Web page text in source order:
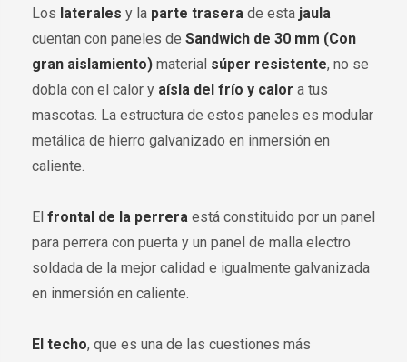
Los laterales y la parte trasera de esta jaula
cuentan con paneles de Sandwich de 30 mm (Con
gran aislamiento) material súper resistente, no se
dobla con el calor y aísla del frío y calor a tus
mascotas. La estructura de estos paneles es modular
metálica de hierro galvanizado en inmersión en
caliente.
El frontal de la perrera está constituido por un panel
para perrera con puerta y un panel de malla electro
soldada de la mejor calidad e igualmente galvanizada
en inmersión en caliente.
El techo, que es una de las cuestiones más